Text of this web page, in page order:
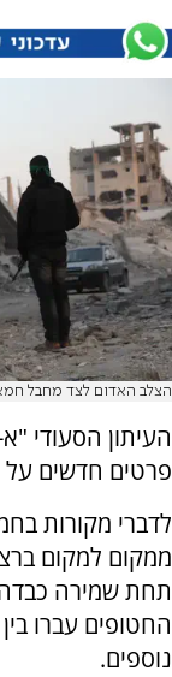
הצלב האדום לצד מחבל
העיתון הסעודי
פרטים חדשים
לדברי מקורות
ממקום למקום
תחת שמירה כבדה
החטופים עברו
נוספים.